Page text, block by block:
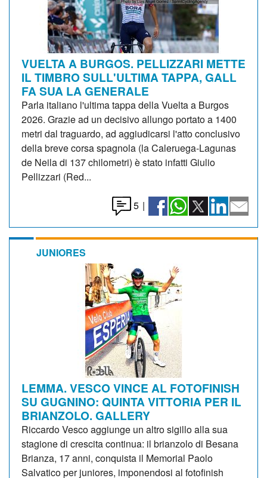
VUELTA A BURGOS. PELLIZZARI METTE
IL TIMBRO SULL'ULTIMA TAPPA, GALL
FA SUA LA GENERALE
Parla italiano l'ultima tappa della Vuelta a Burgos
2026. Grazie ad un decisivo allungo portato a 1400
metri dal traguardo, ad aggiudicarsi l'atto conclusivo
della breve corsa spagnola (la Caleruega-Lagunas
de Neila di 137 chilometri) è stato infatti Giulio
Pellizzari (Red...
5 |
JUNIORES
LEMMA. VESCO VINCE AL FOTOFINISH
SU GUGNINO: QUINTA VITTORIA PER IL
BRIANZOLO. GALLERY
Riccardo Vesco aggiunge un altro sigillo alla sua
stagione di crescita continua: il brianzolo di Besana
Brianza, 17 anni, conquista il Memorial Paolo
Salvatico per juniores, imponendosi al fotofinish